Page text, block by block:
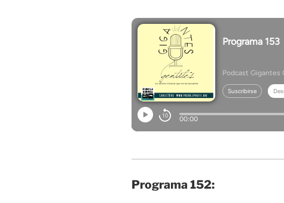
Programa 152: